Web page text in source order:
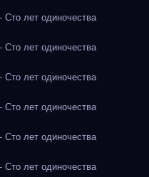
лет одиночества
лет одиночества
лет одиночества
лет одиночества
лет одиночества
лет одиночества